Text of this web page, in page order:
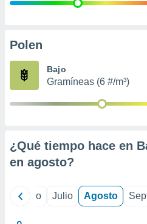
e
publicidad
Polen
Bajo
Gramíneas (6 #/m³)
¿Qué tiempo hace en
en agosto?
Junio Julio Agosto